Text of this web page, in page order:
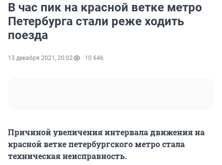
В час пик на красной ветке метро
Петербурга стали реже ходить
поезда
13 декабря 2021, 20:02 10 646
Причиной увеличения интервала движения на
красной ветке петербургского метро стала
техническая неисправность.